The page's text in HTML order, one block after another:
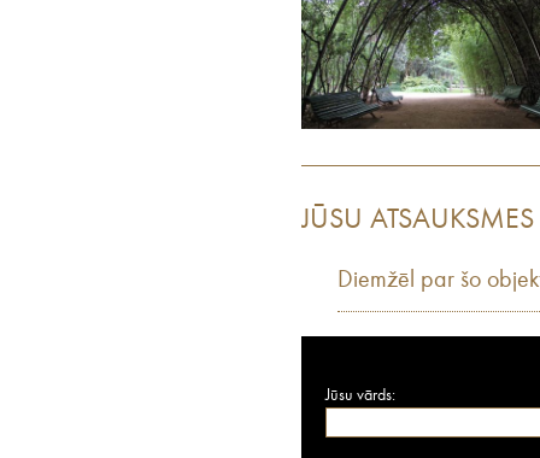
JŪSU ATSAUKSMES
Diemžēl par šo
Jūsu vārds: